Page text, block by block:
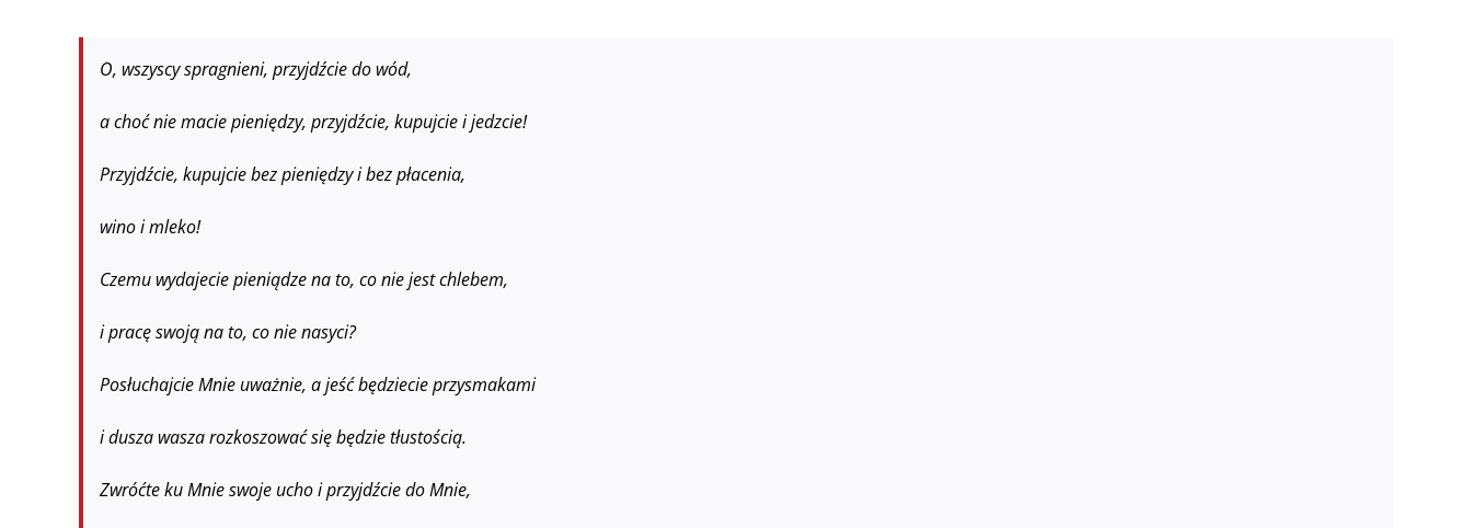
O, wszyscy spragnieni, przyjdźcie do wód,
a choć nie macie pieniędzy, przyjdźcie, kupujcie i jedzcie!
Przyjdźcie, kupujcie bez pieniędzy i bez płacenia,
wino i mleko!
Czemu wydajecie pieniądze na to, co nie jest chlebem,
i pracę swoją na to, co nie nasyci?
Posłuchajcie Mnie uważnie, a jeść będziecie przysmakami
i dusza wasza rozkoszować się będzie tłustością.
Zwróćte ku Mnie swoje ucho i przyjdźcie do Mnie,